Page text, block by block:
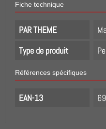
Fiche technique
PAR THEME
Type de produit
Références spécifiques
EAN-13